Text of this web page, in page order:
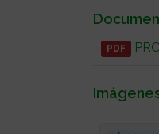
PDF